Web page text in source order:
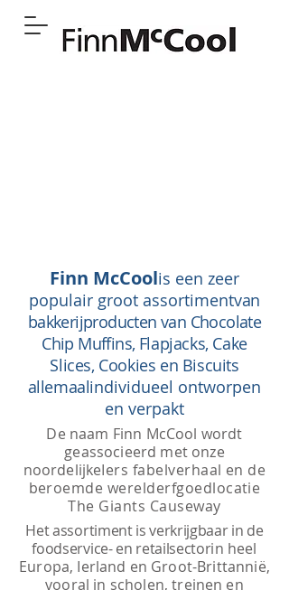
Finn McCoolis een zeer
populair groot assortimentvan
bakkerijproducten van Chocolate
Chip Muffins, Flapjacks, Cake
Slices, Cookies en Biscuits
allemaalindividueel ontworpen
en verpakt
De naam Finn McCool wordt
geassocieerd met onze
noordelijkeIers fabelverhaal en de
beroemde werelderfgoedlocatie
The Giants Causeway
Het assortiment is verkrijgbaar in de
foodservice- en retailsectorin heel
Europa, Ierland en Groot-Brittannië,
vooral in scholen, treinen en